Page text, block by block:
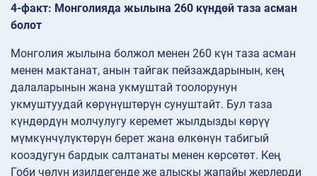
4-факт: Монголияда жылына 260 күндөй таза асман
болот
Монголия жылына болжол менен 260 күн таза асман
менен мактанат, анын тайгак пейзаждарынын, кең
далаларынын жана укмуштай тоолорунун
укмуштуудай көрүнүштөрүн сунуштайт. Бул таза
күндөрдүн молчулугу керемет жылдызды көрүү
мүмкүнчүлүктөрүн берет жана өлкөнүн табигый
кооздугун бардык салтанаты менен көрсөтөт. Кең
Гоби чөлүн изилдегенде же алыскы жапайы жерлерди